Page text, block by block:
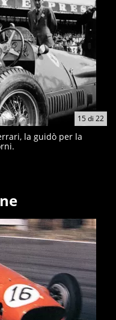
15di 22
la guidò per la